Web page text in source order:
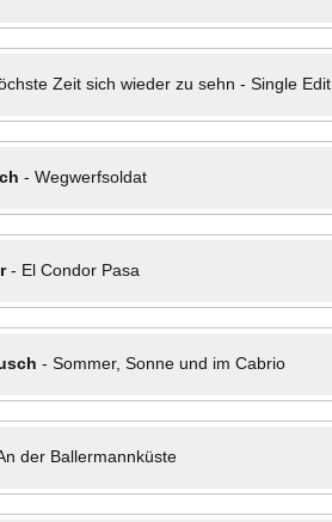
Zeit sich wieder zu sehn - Single Edit
- Wegwerfsoldat
- El Condor Pasa
- Sommer, Sonne und im Cabrio
der Ballermannküste